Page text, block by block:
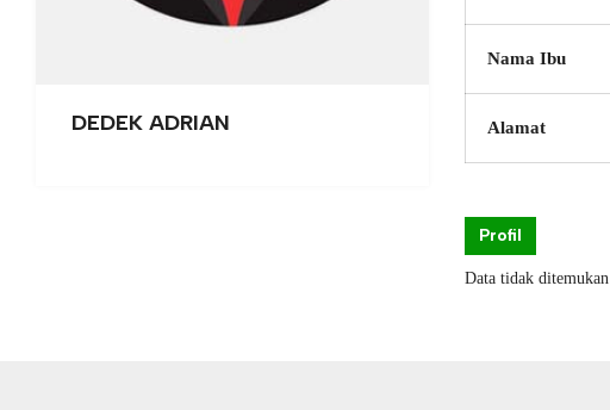
DEDEK ADRIAN
Nama Ibu
Alamat
Profil
Data tidak ditemukan